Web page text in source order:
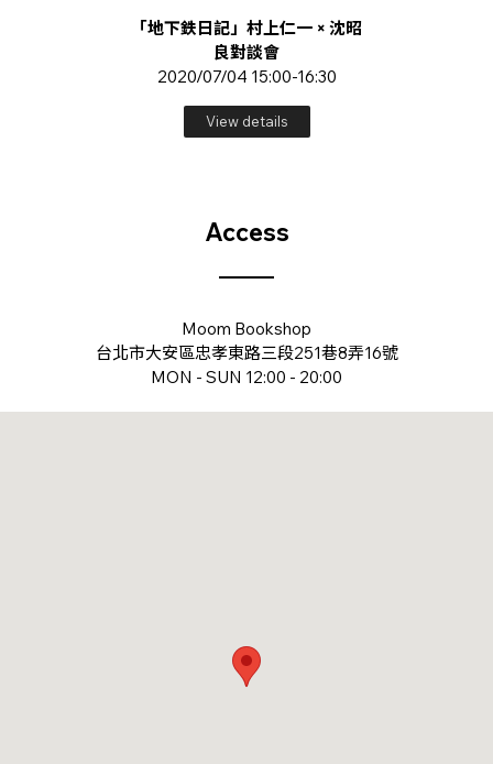
「地下鉄日記」村上仁一 × 沈昭
良對談會
2020/07/04 15:00-16:30
View details
Access
Moom Bookshop
台北市大安區忠孝東路三段251巷8弄16號
MON - SUN 12:00 - 20:00